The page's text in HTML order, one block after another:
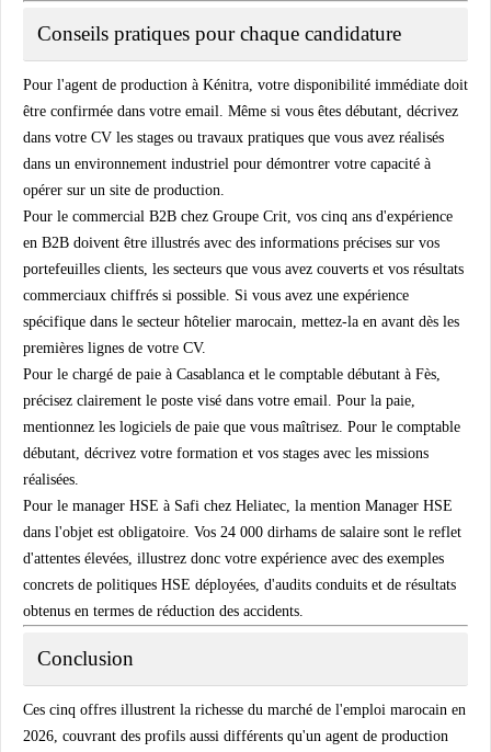
Conseils pratiques pour chaque candidature
Pour l'agent de production à Kénitra, votre disponibilité immédiate doit
être confirmée dans votre email. Même si vous êtes débutant, décrivez
dans votre CV les stages ou travaux pratiques que vous avez réalisés
dans un environnement industriel pour démontrer votre capacité à
opérer sur un site de production.
Pour le commercial B2B chez Groupe Crit, vos cinq ans d'expérience
en B2B doivent être illustrés avec des informations précises sur vos
portefeuilles clients, les secteurs que vous avez couverts et vos résultats
commerciaux chiffrés si possible. Si vous avez une expérience
spécifique dans le secteur hôtelier marocain, mettez-la en avant dès les
premières lignes de votre CV.
Pour le chargé de paie à Casablanca et le comptable débutant à Fès,
précisez clairement le poste visé dans votre email. Pour la paie,
mentionnez les logiciels de paie que vous maîtrisez. Pour le comptable
débutant, décrivez votre formation et vos stages avec les missions
réalisées.
Pour le manager HSE à Safi chez Heliatec, la mention Manager HSE
dans l'objet est obligatoire. Vos 24 000 dirhams de salaire sont le reflet
d'attentes élevées, illustrez donc votre expérience avec des exemples
concrets de politiques HSE déployées, d'audits conduits et de résultats
obtenus en termes de réduction des accidents.
Conclusion
Ces cinq offres illustrent la richesse du marché de l'emploi marocain en
2026, couvrant des profils aussi différents qu'un agent de production